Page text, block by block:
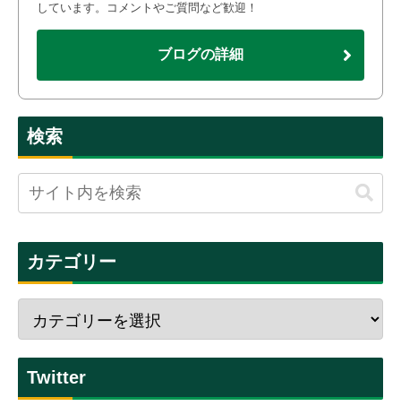
しています。コメントやご質問など歓迎！
ブログの詳細
検索
カテゴリー
Twitter